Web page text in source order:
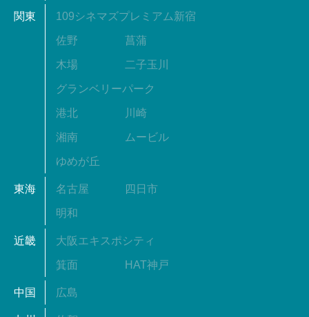
関東 109シネマズプレミアム新宿
佐野 菖蒲
木場 二子玉川
グランベリーパーク
港北 川崎
湘南 ムービル
ゆめが丘
東海 名古屋 四日市
明和
近畿 大阪エキスポシティ
箕面 HAT神戸
中国 広島